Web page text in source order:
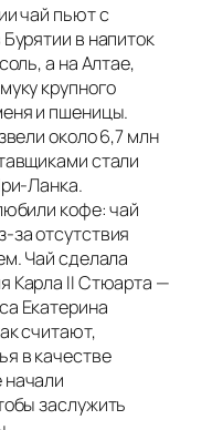
чай пьют с
в напиток
а на Алтае,
крупного
и пшеницы.
около 6,7 млн
стали
Ланка.
кофе: чай
за отсутствия
Чай сделала
Карла II Стюарта —
Екатерина
считают,
в качестве
заслужить